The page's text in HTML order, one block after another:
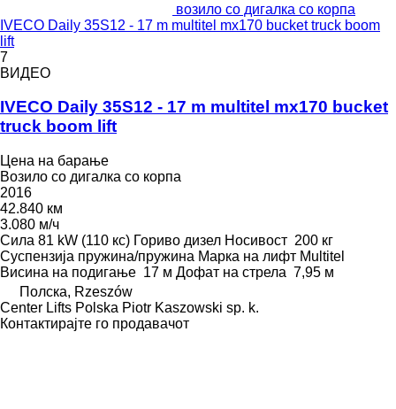
возило со дигалка со корпа
IVECO Daily 35S12 - 17 m multitel mx170 bucket truck boom
lift
7
ВИДЕО
IVECO Daily 35S12 - 17 m multitel mx170 bucket
truck boom lift
Цена на барање
Возило со дигалка со корпа
2016
42.840 км
3.080 м/ч
Сила 81 kW (110 кс) Гориво дизел Носивост 200 кг
Суспензија пружина/пружина Марка на лифт Multitel
Висина на подигање 17 м Дофат на стрела 7,95 м
Полска, Rzeszów
Center Lifts Polska Piotr Kaszowski sp. k.
Контактирајте го продавачот